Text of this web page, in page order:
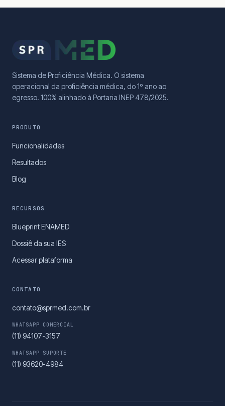
Sistema de Proficiência Médica. O sistema
operacional da proficiência médica, do 1º ano ao
egresso. 100% alinhado à Portaria INEP 478/2025.
PRODUTO
Funcionalidades
Resultados
Blog
RECURSOS
Blueprint ENAMED
Dossiê da sua IES
Acessar plataforma
CONTATO
contato@sprmed.com.br
WHATSAPP COMERCIAL
(11) 94107-3157
WHATSAPP SUPORTE
(11) 93620-4984